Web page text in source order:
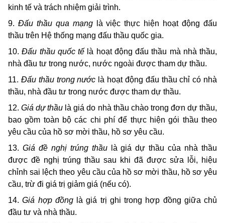
kinh tế và trách nhiệm giải trình.
9. Đấu thầu qua mạnglà việc thực hiện hoạt động đấu
thầu trên Hệ thống mạng đấu thầu quốc gia.
10. Đấu thầu quốc tế là hoạt động đấu thầu mà nhà thầu,
nhà đầu tư trong nước, nước ngoài được tham dự thầu.
11. Đấu thầu trong nước là hoạt động đấu thầu chỉ có nhà
thầu, nhà đầu tư trong nước được tham dự thầu.
12. Giá dự thầu là giá do nhà thầu chào trong đơn dự thầu,
bao gồm toàn bộ các chi phí để thực hiện gói thầu theo
yêu cầu của hồ sơ mời thầu, hồ sơ yêu cầu.
13. Giá đề nghị trúng thầulà giá dự thầu của nhà thầu
được đề nghị trúng thầu sau khi đã được sửa lỗi, hiệu
chỉnh sai lệch theo yêu cầu của hồ sơ mời thầu, hồ sơ yêu
cầu, trừ đi giá trị giảm giá (nếu có).
14.Giá hợp đồnglà giá trị ghi trong hợp đồng giữa chủ
đầu tư và nhà thầu.